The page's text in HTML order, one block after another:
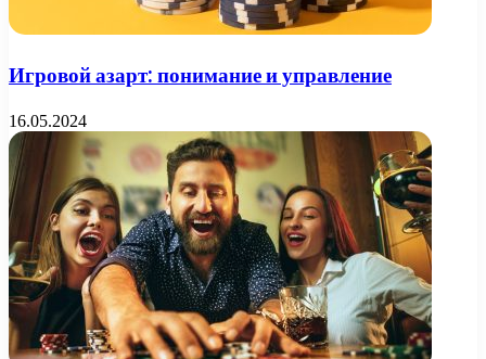
Игровой азарт: понимание и управление
16.05.2024